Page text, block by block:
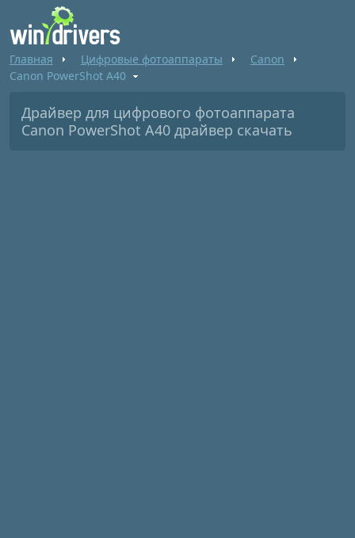
Главная Цифровые фотоаппараты
Canon
Canon PowerShot A40
Драйвер для цифрового фотоаппарата
Canon PowerShot A40 драйвер скачать